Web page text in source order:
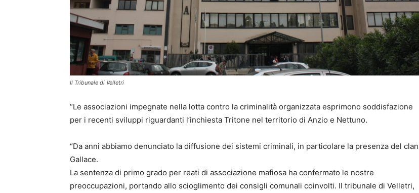
Il Tribunale di Velletri
“Le associazioni impegnate nella lotta contro la criminalità organizzata esprimono soddisfazione
per i recenti sviluppi riguardanti l’inchiesta Tritone nel territorio di Anzio e Nettuno.
“Da anni abbiamo denunciato la diffusione dei sistemi criminali, in particolare la presenza del clan
Gallace.
La sentenza di primo grado per reati di associazione mafiosa ha confermato le nostre
preoccupazioni, portando allo scioglimento dei consigli comunali coinvolti. Il tribunale di Velletri,